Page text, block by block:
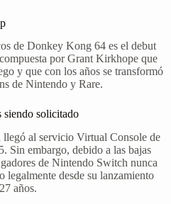
de Donkey Kong 64 es el debut
por Grant Kirkhope que
y que con los años se transformó
de Nintendo y Rare.
siendo solicitado
al servicio Virtual Console de
Sin embargo, debido a las bajas
de Nintendo Switch nunca
desde su lanzamiento
años.